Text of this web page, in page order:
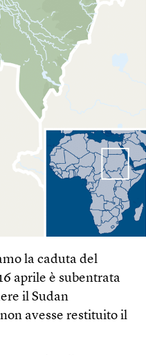
la caduta del
aprile è subentrata
il Sudan
avesse restituito il